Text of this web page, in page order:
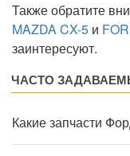
Также обратите
MAZDA CX-5 и
заинтересуют.
ЧАСТО
Какие запчасти